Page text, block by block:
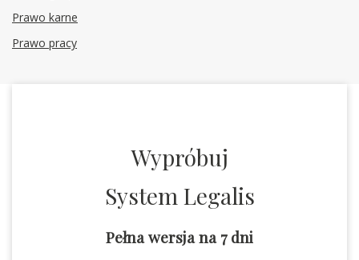
Prawo karne
Prawo pracy
Wypróbuj
System Legalis
Pełna wersja na 7 dni